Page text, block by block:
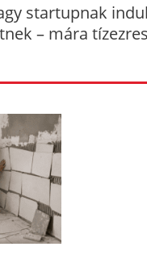
startupnak
– mára